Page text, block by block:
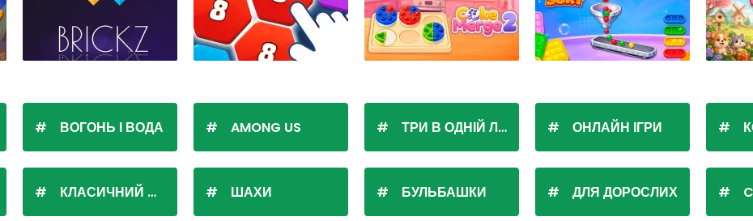
ВОГОНЬ І ВОДА
КЛАСИЧНИЙ ПАСЬЯНС
AMONG US
ШАХИ
ТРИ В ОДНІЙ ЛІНІЇ
БУЛЬБАШКИ
ОНЛАЙН ІГРИ
ДЛЯ ДОРОСЛИХ